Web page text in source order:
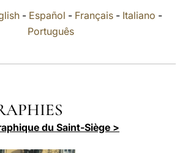
- Español - Français- Italiano -
Português
du Saint-Siège >